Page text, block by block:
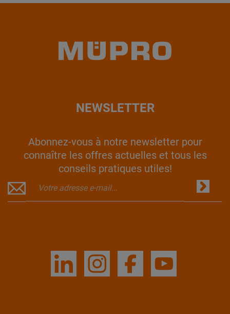
NEWSLETTER
Abonnez-vous à notre newsletter pour
connaître les offres actuelles et tous les
conseils pratiques utiles!